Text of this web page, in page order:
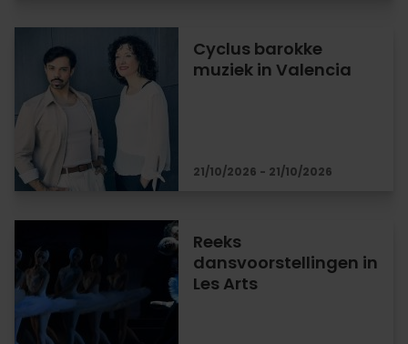
Cyclus barokke
muziek in Valencia
21/10/2026 - 21/10/2026
Reeks
dansvoorstellingen in
Les Arts